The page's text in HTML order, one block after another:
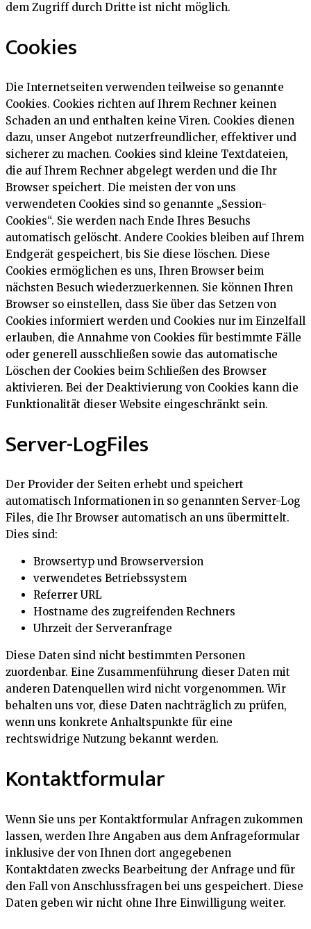
dem Zugriff durch Dritte ist nicht möglich.
Cookies
Die Internetseiten verwenden teilweise so genannte
Cookies. Cookies richten auf Ihrem Rechner keinen
Schaden an und enthalten keine Viren. Cookies dienen
dazu, unser Angebot nutzerfreundlicher, effektiver und
sicherer zu machen. Cookies sind kleine Textdateien,
die auf Ihrem Rechner abgelegt werden und die Ihr
Browser speichert. Die meisten der von uns
verwendeten Cookies sind so genannte „Session-
Cookies“. Sie werden nach Ende Ihres Besuchs
automatisch gelöscht. Andere Cookies bleiben auf Ihrem
Endgerät gespeichert, bis Sie diese löschen. Diese
Cookies ermöglichen es uns, Ihren Browser beim
nächsten Besuch wiederzuerkennen. Sie können Ihren
Browser so einstellen, dass Sie über das Setzen von
Cookies informiert werden und Cookies nur im Einzelfall
erlauben, die Annahme von Cookies für bestimmte Fälle
oder generell ausschließen sowie das automatische
Löschen der Cookies beim Schließen des Browser
aktivieren. Bei der Deaktivierung von Cookies kann die
Funktionalität dieser Website eingeschränkt sein.
Server-LogFiles
Der Provider der Seiten erhebt und speichert
automatisch Informationen in so genannten Server-Log
Files, die Ihr Browser automatisch an uns übermittelt.
Dies sind:
Browsertyp und Browserversion
verwendetes Betriebssystem
Referrer URL
Hostname des zugreifenden Rechners
Uhrzeit der Serveranfrage
Diese Daten sind nicht bestimmten Personen
zuordenbar. Eine Zusammenführung dieser Daten mit
anderen Datenquellen wird nicht vorgenommen. Wir
behalten uns vor, diese Daten nachträglich zu prüfen,
wenn uns konkrete Anhaltspunkte für eine
rechtswidrige Nutzung bekannt werden.
Kontaktformular
Wenn Sie uns per Kontaktformular Anfragen zukommen
lassen, werden Ihre Angaben aus dem Anfrageformular
inklusive der von Ihnen dort angegebenen
Kontaktdaten zwecks Bearbeitung der Anfrage und für
den Fall von Anschlussfragen bei uns gespeichert. Diese
Daten geben wir nicht ohne Ihre Einwilligung weiter.